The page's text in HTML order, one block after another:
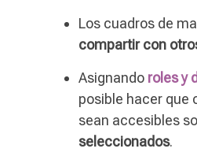
Los cuadros de
compartir con
Asignando roles y
posible hacer que
sean accesibles
seleccionados.